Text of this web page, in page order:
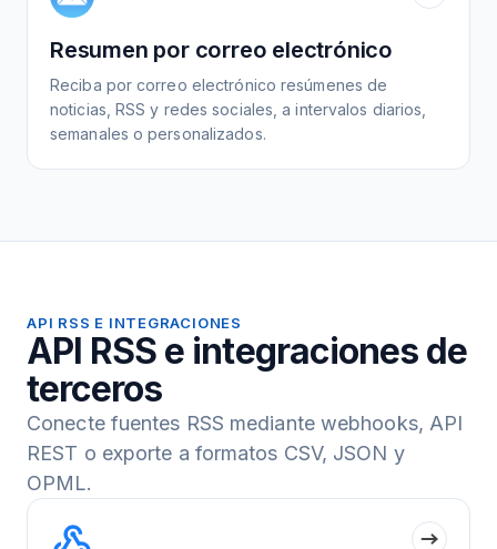
Resumen por correo electrónico
Reciba por correo electrónico resúmenes de
noticias, RSS y redes sociales, a intervalos diarios,
semanales o personalizados.
API RSS E INTEGRACIONES
API RSS e integraciones de
terceros
Conecte fuentes RSS mediante webhooks, API
REST o exporte a formatos CSV, JSON y
OPML.